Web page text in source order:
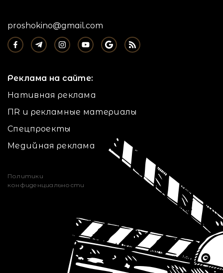
proshokino@gmail.com
Реклама на сайте:
Нативная реклама
ПR и рекламные материалы
Спецпроекты
Медийная реклама
Политики
конфиденциальности